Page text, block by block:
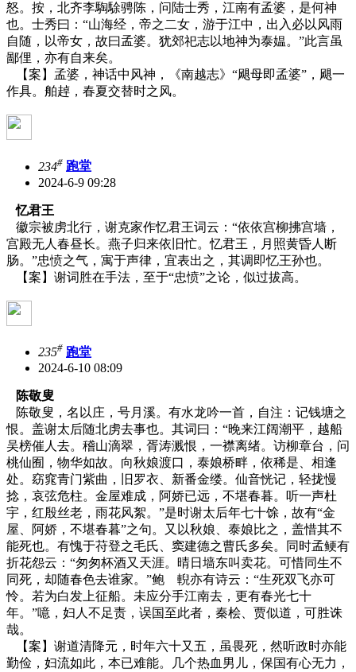
怒。按，北齐李騊駼骋陈，问陆士秀，江南有孟婆，是何神
也。士秀曰：“山海经，帝之二女，游于江中，出入必以风雨
自随，以帝女，故曰孟婆。犹郊祀志以地神为泰媪。”此言虽
鄙俚，亦有自来矣。
【案】孟婆，神话中风神，《南越志》“飓母即孟婆”，飓一
作具。舶趠，春夏交替时之风。
234# 跑堂
2024-6-9 09:28
忆君王
徽宗被虏北行，谢克家作忆君王词云：“依依宫柳拂宫墙，
宫殿无人春昼长。燕子归来依旧忙。忆君王，月照黄昏人断
肠。”忠愤之气，寓于声律，宜表出之，其调即忆王孙也。
【案】谢词胜在手法，至于“忠愤”之论，似过拔高。
235# 跑堂
2024-6-10 08:09
陈敬叟
陈敬叟，名以庄，号月溪。有水龙吟一首，自注：记钱塘之
恨。盖谢太后随北虏去事也。其词曰：“晚来江阔潮平，越船
吴榜催人去。稽山滴翠，胥涛溅恨，一襟离绪。访柳章台，问
桃仙囿，物华如故。向秋娘渡口，泰娘桥畔，依稀是、相逢
处。窈窕青门紫曲，旧罗衣、新番金缕。仙音恍记，轻拢慢
捻，哀弦危柱。金屋难成，阿娇已远，不堪春暮。听一声杜
宇，红殷丝老，雨花风絮。”是时谢太后年七十馀，故有“金
屋、阿娇，不堪春暮”之句。又以秋娘、泰娘比之，盖惜其不
能死也。有愧于苻登之毛氏、窦建德之曹氏多矣。同时孟鲠有
折花怨云：“匆匆杯酒又天涯。晴日墙东叫卖花。可惜同生不
同死，却随春色去谁家。”鲍 輗亦有诗云：“生死双飞亦可
怜。若为白发上征船。未应分手江南去，更有春光七十
年。”噫，妇人不足责，误国至此者，秦桧、贾似道，可胜诛
哉。
【案】 谢道清降元，时年六十又五，虽畏死，然听政时亦能
勤俭，妇流如此，本已难能。几个热血男儿，保国有心无力，